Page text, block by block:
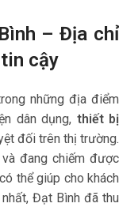
– Địa chỉ
cậy
những địa điểm
dân dụng, thiết bị
đối trên thị trường.
đang chiếm được
thể giúp cho khách
Đạt Bình đã thu